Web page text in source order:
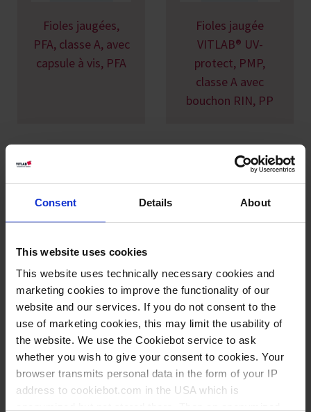
Consent Details About
This website uses cookies
This website uses technically necessary cookies and
marketing cookies to improve the functionality of our
website and our services. If you do not consent to the
use of marketing cookies, this may limit the usability of
the website. We use the Cookiebot service to ask
whether you wish to give your consent to cookies. Your
browser transmits personal data in the form of your IP
address to cookiebot.com in the USA which is
Fioles jaugées,
PFA, classe A, avec
capsule à vis, PFA
Fioles jaugée
VITLAB® UV-
protect, PMP,
classe A avec
bouchon RIN, PP
classe A avec
bouchon RIN, PP